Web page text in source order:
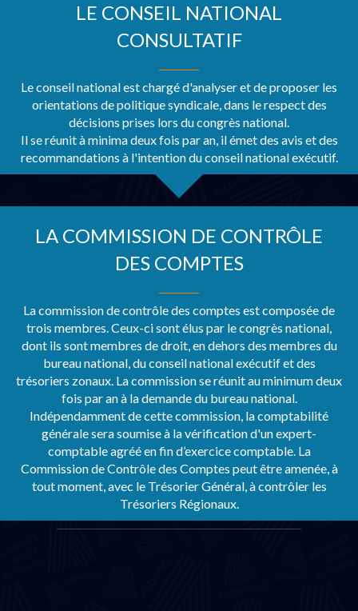
LE CONSEIL NATIONAL
CONSULTATIF
Le conseil national est chargé d'analyser et de proposer les
orientations de politique syndicale, dans le respect des
décisions prises lors du congrès national.
Il se réunit à minima deux fois par an, il émet des avis et des
recommandations à l'intention du conseil national exécutif.
LA COMMISSION DE CONTRÔLE
DES COMPTES
La commission de contrôle des comptes est composée de
trois membres. Ceux-ci sont élus par le congrès national,
dont ils sont membres de droit, en dehors des membres du
bureau national, du conseil national exécutif et des
trésoriers zonaux. La commission se réunit au minimum deux
fois par an à la demande du bureau national.
Indépendamment de cette commission, la comptabilité
générale sera soumise à la vérification d'un expert-
comptable agréé en fin d’exercice comptable. La
Commission de Contrôle des Comptes peut être amenée, à
tout moment, avec le Trésorier Général, à contrôler les
Trésoriers Régionaux.